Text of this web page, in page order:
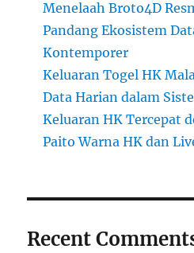
Menelaah Broto4D
Pandang Ekosistem
Kontemporer
Keluaran Togel HK
Data Harian dalam
Keluaran HK Tercepat
Paito Warna HK dan
Recent